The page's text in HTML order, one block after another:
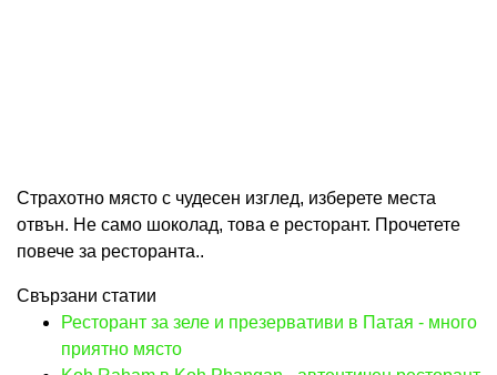
Страхотно място с чудесен изглед, изберете места
отвън. Не само шоколад, това е ресторант. Прочетете
повече за ресторанта..
Свързани статии
Ресторант за зеле и презервативи в Патая - много
приятно място